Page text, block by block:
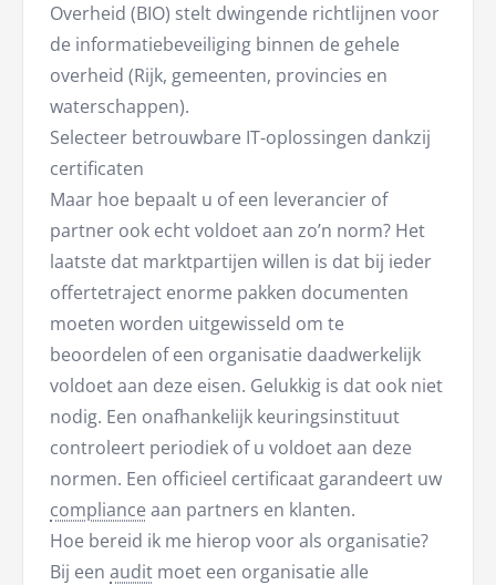
Overheid (BIO) stelt dwingende richtlijnen voor
de informatiebeveiliging binnen de gehele
overheid (Rijk, gemeenten, provincies en
waterschappen).
Selecteer betrouwbare IT-oplossingen dankzij
certificaten
Maar hoe bepaalt u of een leverancier of
partner ook echt voldoet aan zo’n norm? Het
laatste dat marktpartijen willen is dat bij ieder
offertetraject enorme pakken documenten
moeten worden uitgewisseld om te
beoordelen of een organisatie daadwerkelijk
voldoet aan deze eisen. Gelukkig is dat ook niet
nodig. Een onafhankelijk keuringsinstituut
controleert periodiek of u voldoet aan deze
normen. Een officieel certificaat garandeert uw
compliance aan partners en klanten.
Hoe bereid ik me hierop voor als organisatie?
Bij een audit moet een organisatie alle